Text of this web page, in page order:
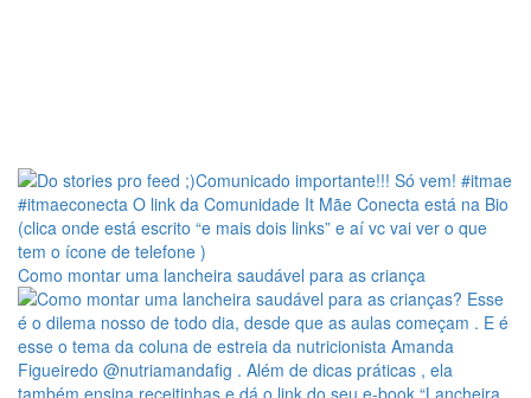
Como montar uma lancheira saudável para as criança